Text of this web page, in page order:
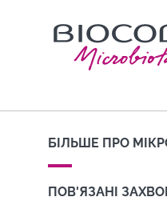
БІЛЬШЕ ПРО
ПОВ'ЯЗАНІ